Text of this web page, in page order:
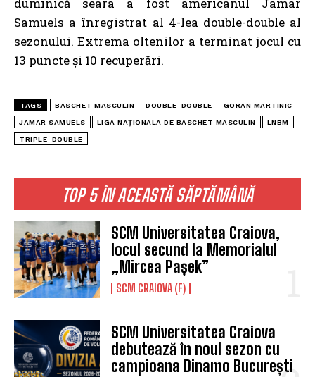
TOP 5 ÎN ACEASTĂ SĂPTĂMÂNĂ
SCM Universitatea Craiova,
locul secund la Memorialul
„Mircea Pașek”
SCM CRAIOVA (F)
SCM Universitatea Craiova
debutează în noul sezon cu
campioana Dinamo București
Samuels a înregistrat al 4-lea double-double al
sezonului. Extrema oltenilor a terminat jocul cu
13 puncte și 10 recuperări.
TAGS BASCHET MASCULIN DOUBLE-DOUBLE GORAN MARTINIC
JAMAR SAMUELS LIGA NAȚIONALA DE BASCHET MASCULIN LNBM
TRIPLE-DOUBLE